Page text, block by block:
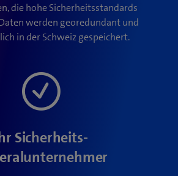
die hohe Sicherheitsstandards
werden georedundant und
in der Schweiz gespeichert.
Sicherheits-